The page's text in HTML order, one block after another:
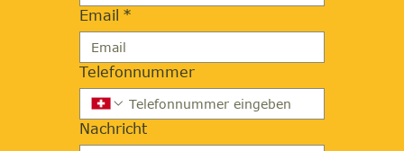
Email *
Telefonnummer
Nachricht